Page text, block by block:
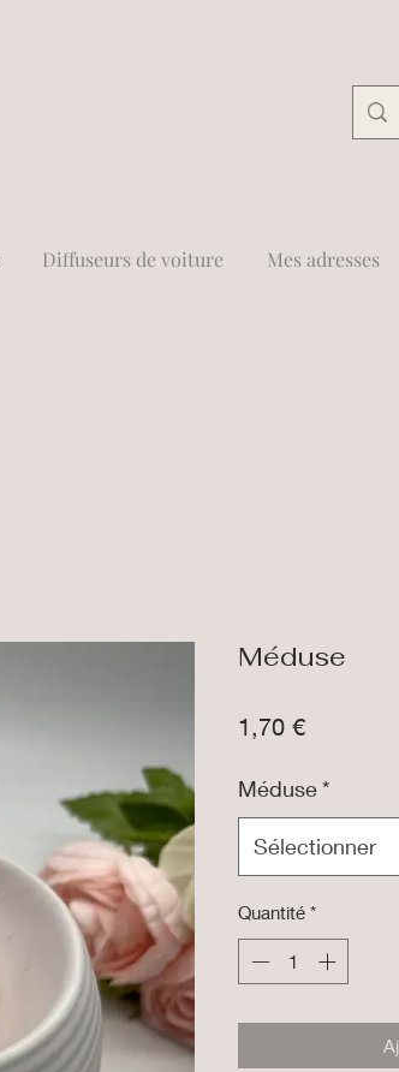
Diffuseurs de voiture Mes adresses
Méduse
1,70 €Prix
Méduse*
Sélectionner
Quantité *